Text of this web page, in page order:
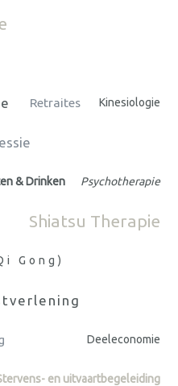
Retraites Kinesiologie
& Drinken Psychotherapie
Shiatsu Therapie
Gong)
Deeleconomie
en uitvaartbegeleiding